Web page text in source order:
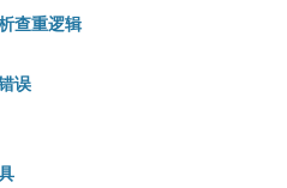
查重逻辑
误